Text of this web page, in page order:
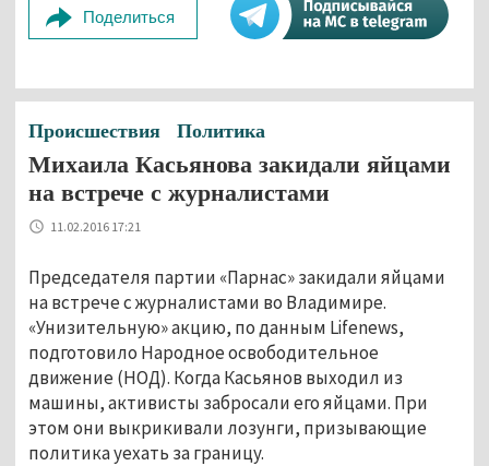
Поделиться
Происшествия Политика
Михаила Касьянова закидали яйцами
на встрече с журналистами
11.02.2016 17:21
Председателя партии «Парнас» закидали яйцами
на встрече с журналистами во Владимире.
«Унизительную» акцию, по данным Lifenews,
подготовило Народное освободительное
движение (НОД). Когда Касьянов выходил из
машины, активисты забросали его яйцами. При
этом они выкрикивали лозунги, призывающие
политика уехать за границу.